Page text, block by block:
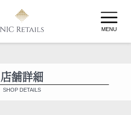
MENU
店舗詳細
SHOP DETAILS